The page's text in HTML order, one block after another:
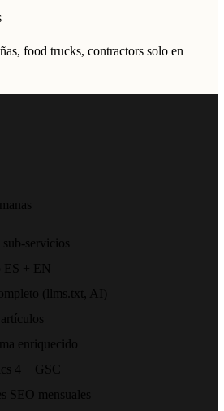
food trucks, contractors solo en
servicios
ES + EN
(llms.txt, AI)
enriquecido
4 + GSC
SEO mensuales